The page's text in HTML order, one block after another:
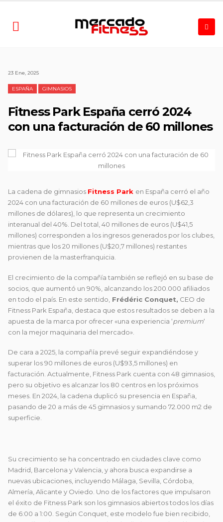
23 Ene, 2025
ESPAÑA GIMNASIOS
Fitness Park España cerró 2024
con una facturación de 60 millones
La cadena de gimnasios Fitness Park en España cerró el año
2024 con una facturación de 60 millones de euros (U$62,3
millones de dólares), lo que representa un crecimiento
interanual del 40%. Del total, 40 millones de euros (U$41,5
millones) corresponden a los ingresos generados por los clubes,
mientras que los 20 millones (U$20,7 millones) restantes
provienen de la masterfranquicia.
El crecimiento de la compañía también se reflejó en su base de
socios, que aumentó un 90%, alcanzando los 200.000 afiliados
en todo el país. En este sentido, Frédéric Conquet, CEO de
Fitness Park España, destaca que estos resultados se deben a la
apuesta de la marca por ofrecer «una experiencia ‘premium‘
con la mejor maquinaria del mercado».
De cara a 2025, la compañía prevé seguir expandiéndose y
superar los 90 millones de euros (U$93,5 millones) en
facturación. Actualmente, Fitness Park cuenta con 48 gimnasios,
pero su objetivo es alcanzar los 80 centros en los próximos
meses. En 2024, la cadena duplicó su presencia en España,
pasando de 20 a más de 45 gimnasios y sumando 72.000 m2 de
superficie.
Su crecimiento se ha concentrado en ciudades clave como
Madrid, Barcelona y Valencia, y ahora busca expandirse a
nuevas ubicaciones, incluyendo Málaga, Sevilla, Córdoba,
Almería, Alicante y Oviedo. Uno de los factores que impulsaron
el éxito de Fitness Park son los gimnasios abiertos todos los días
de 6:00 a 1:00. Según Conquet, este modelo fue bien recibido,